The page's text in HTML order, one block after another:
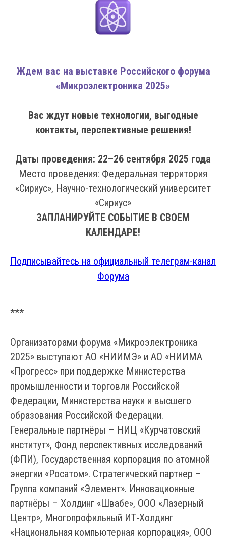
Ждем вас на выставке Российского форума
«Микроэлектроника 2025»
Вас ждут новые технологии, выгодные
контакты, перспективные решения!
Даты проведения: 22–26 сентября 2025 года
Место проведения: Федеральная территория
«Сириус», Научно-технологический университет
«Сириус»
ЗАПЛАНИРУЙТЕ СОБЫТИЕ В СВОЕМ
КАЛЕНДАРЕ!
Подписывайтесь на официальный телеграм-канал
Форума
***
Организаторами форума «Микроэлектроника
2025» выступают АО «НИИМЭ» и АО «НИИМА
«Прогресс» при поддержке Министерства
промышленности и торговли Российской
Федерации, Министерства науки и высшего
образования Российской Федерации.
Генеральные партнёры – НИЦ «Курчатовский
институт», Фонд перспективных исследований
(ФПИ), Государственная корпорация по атомной
энергии «Росатом». Стратегический партнер –
Группа компаний «Элемент». Инновационные
партнёры – Холдинг «Швабе», ООО «Лазерный
Центр», Многопрофильный ИТ-Холдинг
«Национальная компьютерная корпорация», ООО